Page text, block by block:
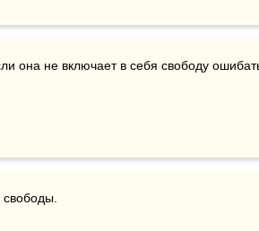
она не включает в себя свободу